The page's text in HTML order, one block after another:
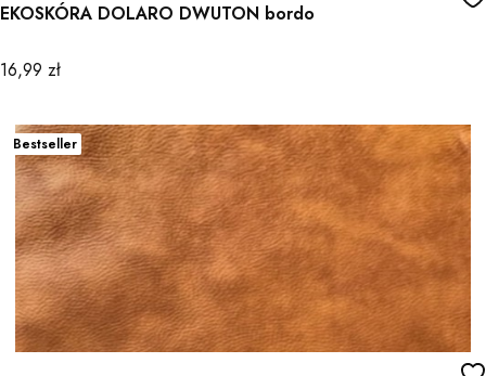
EKOSKÓRA DOLARO DWUTON bordo
Cena
16,99 zł
Bestseller